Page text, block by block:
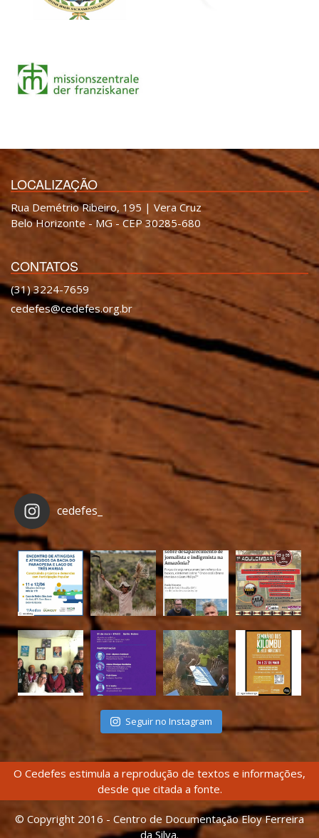
LOCALIZAÇÃO
Rua Demétrio Ribeiro, 195 | Vera Cruz
Belo Horizonte - MG - CEP 30285-680
CONTATOS
(31) 3224-7659
cedefes@cedefes.org.br
cedefes_
Seguir no Instagram
O Cedefes estimula a reprodução de textos e informações,
desde que citada a fonte.
© Copyright 2016 - Centro de Documentação Eloy Ferreira
da Silva.